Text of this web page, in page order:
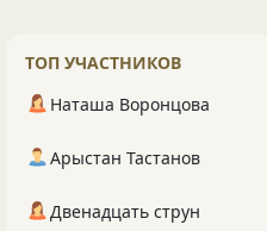
ТОП УЧАСТНИКОВ
Наташа Воронцова
Арыстан Тастанов
Двенадцать струн